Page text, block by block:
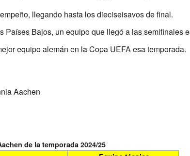
llegando hasta los dieciseisavos de final.
Países Bajos, un equipo que llegó a las semifinales
equipo alemán en la Copa UEFA esa temporada.
Aachen
de la temporada 2024/25